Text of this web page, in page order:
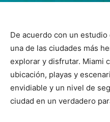
De acuerdo con un estudio
una de las ciudades más
explorar y disfrutar. Miami
ubicación, playas y
envidiable y un nivel de
ciudad en un verdadero